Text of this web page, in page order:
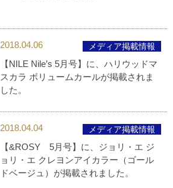
2018.04.06 メディア掲載情報
【NILE Nile’s 5月号】に、ハリウッドマ
スカラ ボリュームカールが掲載されま
した。
2018.04.04 メディア掲載情報
【&ROSY 5月号】に、ジョリ・エ ジ
ョリ・エ クレヨンアイカラー（ゴール
ドベージュ）が掲載されました。